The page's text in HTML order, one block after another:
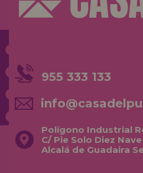
955 333 133
Polígono Industrial
C/ Pie Solo Diez
Alcalá de Guadaira